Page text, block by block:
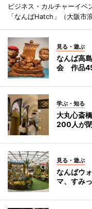
ビジネス・カルチャーイベ
「なんばHatch」（大阪市
見る・遊ぶ
なんば高
会 作品
学ぶ・知る
大丸心斎
200人が
見る・遊ぶ
なんばウ
マ、すみ